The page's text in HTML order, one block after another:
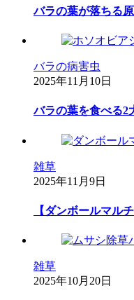
バラの葉が落ちる
バラの病害虫
2025年11月10日
バラの葉を食べる2
雑草
2025年11月9日
【ダンボールマル
雑草
2025年10月20日